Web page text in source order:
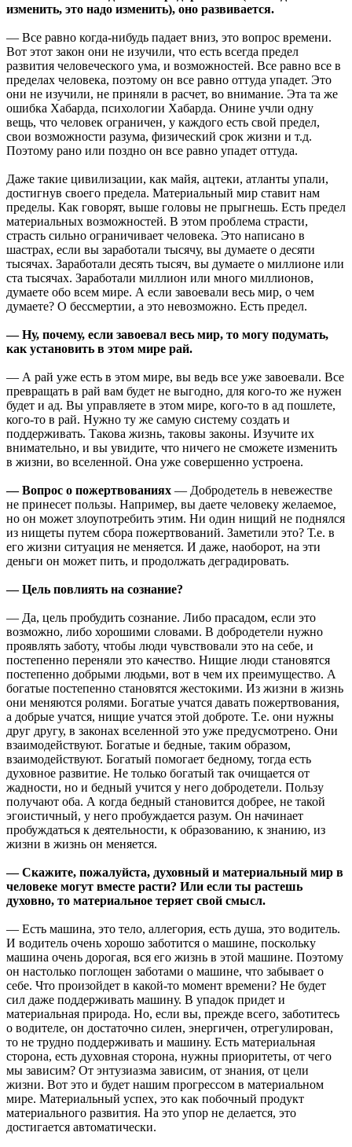
изменить, это надо изменить), оно развивается.
— Все равно когда-нибудь падает вниз, это вопрос времени.
Вот этот закон они не изучили, что есть всегда предел
развития человеческого ума, и возможностей. Все равно все в
пределах человека, поэтому он все равно оттуда упадет. Это
они не изучили, не приняли в расчет, во внимание. Эта та же
ошибка Хабарда, психологии Хабарда. Онине учли одну
вещь, что человек ограничен, у каждого есть свой предел,
свои возможности разума, физический срок жизни и т.д.
Поэтому рано или поздно он все равно упадет оттуда.
Даже такие цивилизации, как майя, ацтеки, атланты упали,
достигнув своего предела. Материальный мир ставит нам
пределы. Как говорят, выше головы не прыгнешь. Есть предел
материальных возможностей. В этом проблема страсти,
страсть сильно ограничивает человека. Это написано в
шастрах, если вы заработали тысячу, вы думаете о десяти
тысячах. Заработали десять тысяч, вы думаете о миллионе или
ста тысячах. Заработали миллион или много миллионов,
думаете обо всем мире. А если завоевали весь мир, о чем
думаете? О бессмертии, а это невозможно. Есть предел.
— Ну, почему, если завоевал весь мир, то могу подумать,
как установить в этом мире рай.
— А рай уже есть в этом мире, вы ведь все уже завоевали. Все
превращать в рай вам будет не выгодно, для кого-то же нужен
будет и ад. Вы управляете в этом мире, кого-то в ад пошлете,
кого-то в рай. Нужно ту же самую систему создать и
поддерживать. Такова жизнь, таковы законы. Изучите их
внимательно, и вы увидите, что ничего не сможете изменить
в жизни, во вселенной. Она уже совершенно устроена.
— Вопрос о пожертвованиях — Добродетель в невежестве
не принесет пользы. Например, вы даете человеку желаемое,
но он может злоупотребить этим. Ни один нищий не поднялся
из нищеты путем сбора пожертвований. Заметили это? Т.е. в
его жизни ситуация не меняется. И даже, наоборот, на эти
деньги он может пить, и продолжать деградировать.
— Цель повлиять на сознание?
— Да, цель пробудить сознание. Либо прасадом, если это
возможно, либо хорошими словами. В добродетели нужно
проявлять заботу, чтобы люди чувствовали это на себе, и
постепенно переняли это качество. Нищие люди становятся
постепенно добрыми людьми, вот в чем их преимущество. А
богатые постепенно становятся жестокими. Из жизни в жизнь
они меняются ролями. Богатые учатся давать пожертвования,
а добрые учатся, нищие учатся этой доброте. Т.е. они нужны
друг другу, в законах вселенной это уже предусмотрено. Они
взаимодействуют. Богатые и бедные, таким образом,
взаимодействуют. Богатый помогает бедному, тогда есть
духовное развитие. Не только богатый так очищается от
жадности, но и бедный учится у него добродетели. Пользу
получают оба. А когда бедный становится добрее, не такой
эгоистичный, у него пробуждается разум. Он начинает
пробуждаться к деятельности, к образованию, к знанию, из
жизни в жизнь он меняется.
— Скажите, пожалуйста, духовный и материальный мир в
человеке могут вместе расти? Или если ты растешь
духовно, то материальное теряет свой смысл.
— Есть машина, это тело, аллегория, есть душа, это водитель.
И водитель очень хорошо заботится о машине, поскольку
машина очень дорогая, вся его жизнь в этой машине. Поэтому
он настолько поглощен заботами о машине, что забывает о
себе. Что произойдет в какой-то момент времени? Не будет
сил даже поддерживать машину. В упадок придет и
материальная природа. Но, если вы, прежде всего, заботитесь
о водителе, он достаточно силен, энергичен, отрегулирован,
то не трудно поддерживать и машину. Есть материальная
сторона, есть духовная сторона, нужны приоритеты, от чего
мы зависим? От энтузиазма зависим, от знания, от цели
жизни. Вот это и будет нашим прогрессом в материальном
мире. Материальный успех, это как побочный продукт
материального развития. На это упор не делается, это
достигается автоматически.